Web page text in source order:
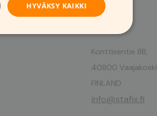
Konttisentie 8B,
40800 Vaajakoski
FINLAND
info@stafix.fi
HYVÄKSY KAIKKI